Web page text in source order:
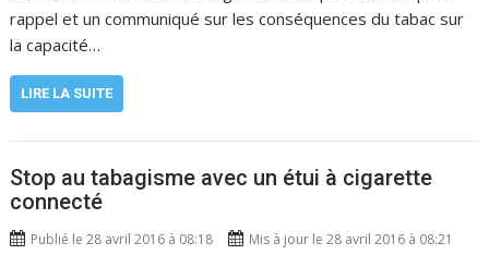
rappel et un communiqué sur les conséquences du tabac sur
la capacité…
LIRE LA SUITE
Stop au tabagisme avec un étui à cigarette
connecté
Publié le 28 avril 2016 à 08:18
Mis à jour le 28 avril 2016 à 08:21